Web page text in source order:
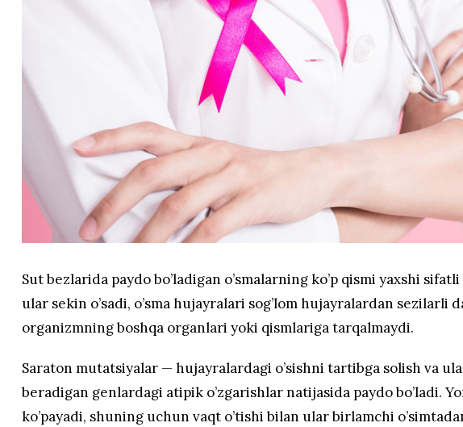
Sut bezlarida paydo bo’ladigan o’smalarning ko’p qismi yaxshi
ular sekin o’sadi, o’sma hujayralari sog’lom hujayralardan sezilarli
organizmning boshqa organlari yoki qismlariga tarqalmaydi.
Saraton mutatsiyalar — hujayralardagi o’sishni tartibga solish va
beradigan genlardagi atipik o’zgarishlar natijasida paydo bo’ladi.
ko’payadi, shuning uchun vaqt o’tishi bilan ular birlamchi